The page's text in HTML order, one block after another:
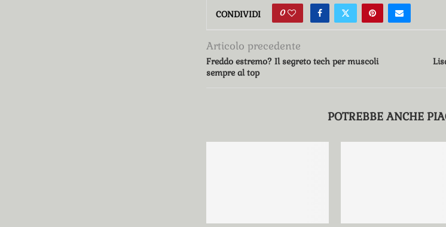
CONDIVIDI 0
Articolo precedente
Freddo estremo? Il segreto tech per muscoli
sempre al top
POTREBBE ANCHE